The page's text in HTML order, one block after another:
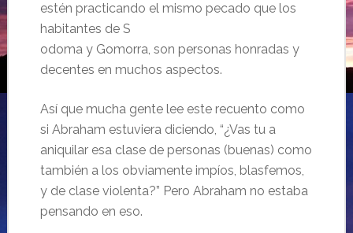
estén practicando el mismo pecado que los
habitantes de S
odoma y Gomorra, son personas honradas y
decentes en muchos aspectos.
Así que mucha gente lee este recuento como
si Abraham estuviera diciendo, “¿Vas tu a
aniquilar esa clase de personas (buenas) como
también a los obviamente impíos, blasfemos,
y de clase violenta?” Pero Abraham no estaba
pensando en eso.